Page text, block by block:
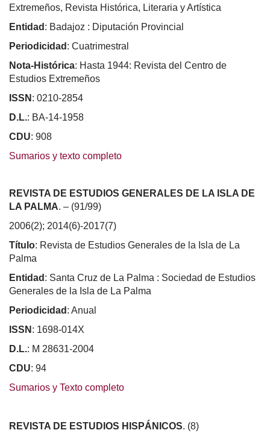
Extremeños, Revista Histórica, Literaria y Artística
Entidad : Badajoz : Diputación Provincial
Periodicidad : Cuatrimestral
Nota-Histórica: Hasta 1944: Revista del Centro de
Estudios Extremeños
ISSN : 0210-2854
D.L.: BA-14-1958
CDU: 908
Sumarios y texto completo
REVISTA DE ESTUDIOS GENERALES DE LA ISLA DE
LA PALMA. – (91/99)
2006(2); 2014(6)-2017(7)
Título: Revista de Estudios Generales de la Isla de La
Palma
Entidad : Santa Cruz de La Palma : Sociedad de Estudios
Generales de la Isla de La Palma
Periodicidad : Anual
ISSN : 1698-014X
D.L.: M 28631-2004
CDU: 94
Sumarios y Texto completo
REVISTA DE ESTUDIOS HISPÁNICOS. (8)